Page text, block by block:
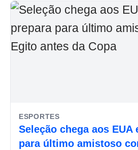
ESPORTES
Seleção chega aos EUA
para último amistoso